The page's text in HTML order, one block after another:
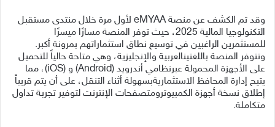
وقد تم الكشف عن منصةeMYAA لأول مرة خلال منتدى مستقبل
التكنولوجيا المالية 2025، حيث توفر المنصة مسارًا ميسرًا
للمستثمرين الراغبين في توسيع نطاق استثماراتهم بمرونة أكبر.
وتتوفر المنصة باللغتينالعربية والإنجليزية، وهي متاحة حالياً للتحميل
على الأجهزة المحمولة عبرنظامي أندرويد (
Android
) و (
iOS
)، مما
يتيح إدارة المحافظ الاستثماريةبسهولة أثناء التنقل، على أن يتم قريباً
إطلاق نسخة أجهزة الكمبيوترومتصفحات الإنترنت لتوفير تجربة تداول
متكاملة.